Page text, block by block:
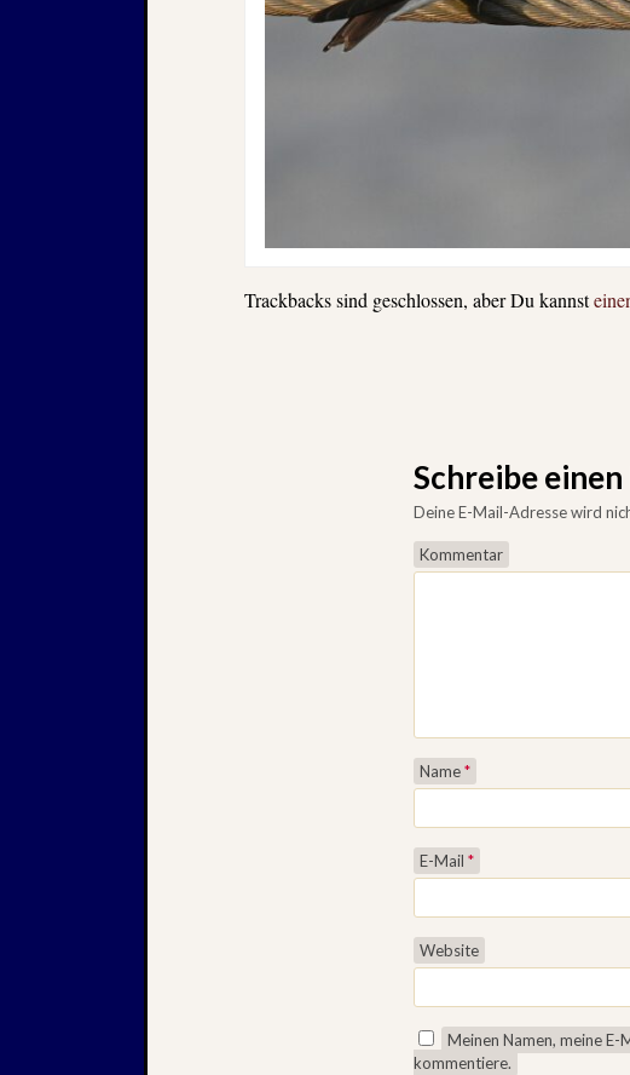
Trackbacks sind geschlossen, aber Du kannst
Schreibe
Deine E-Mail-Adresse wird
Kommentar
Name*
E-Mail *
Website
Meinen Namen, meine
kommentiere.